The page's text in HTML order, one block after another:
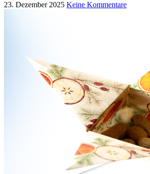
23. Dezember 2025 Keine Kommentare